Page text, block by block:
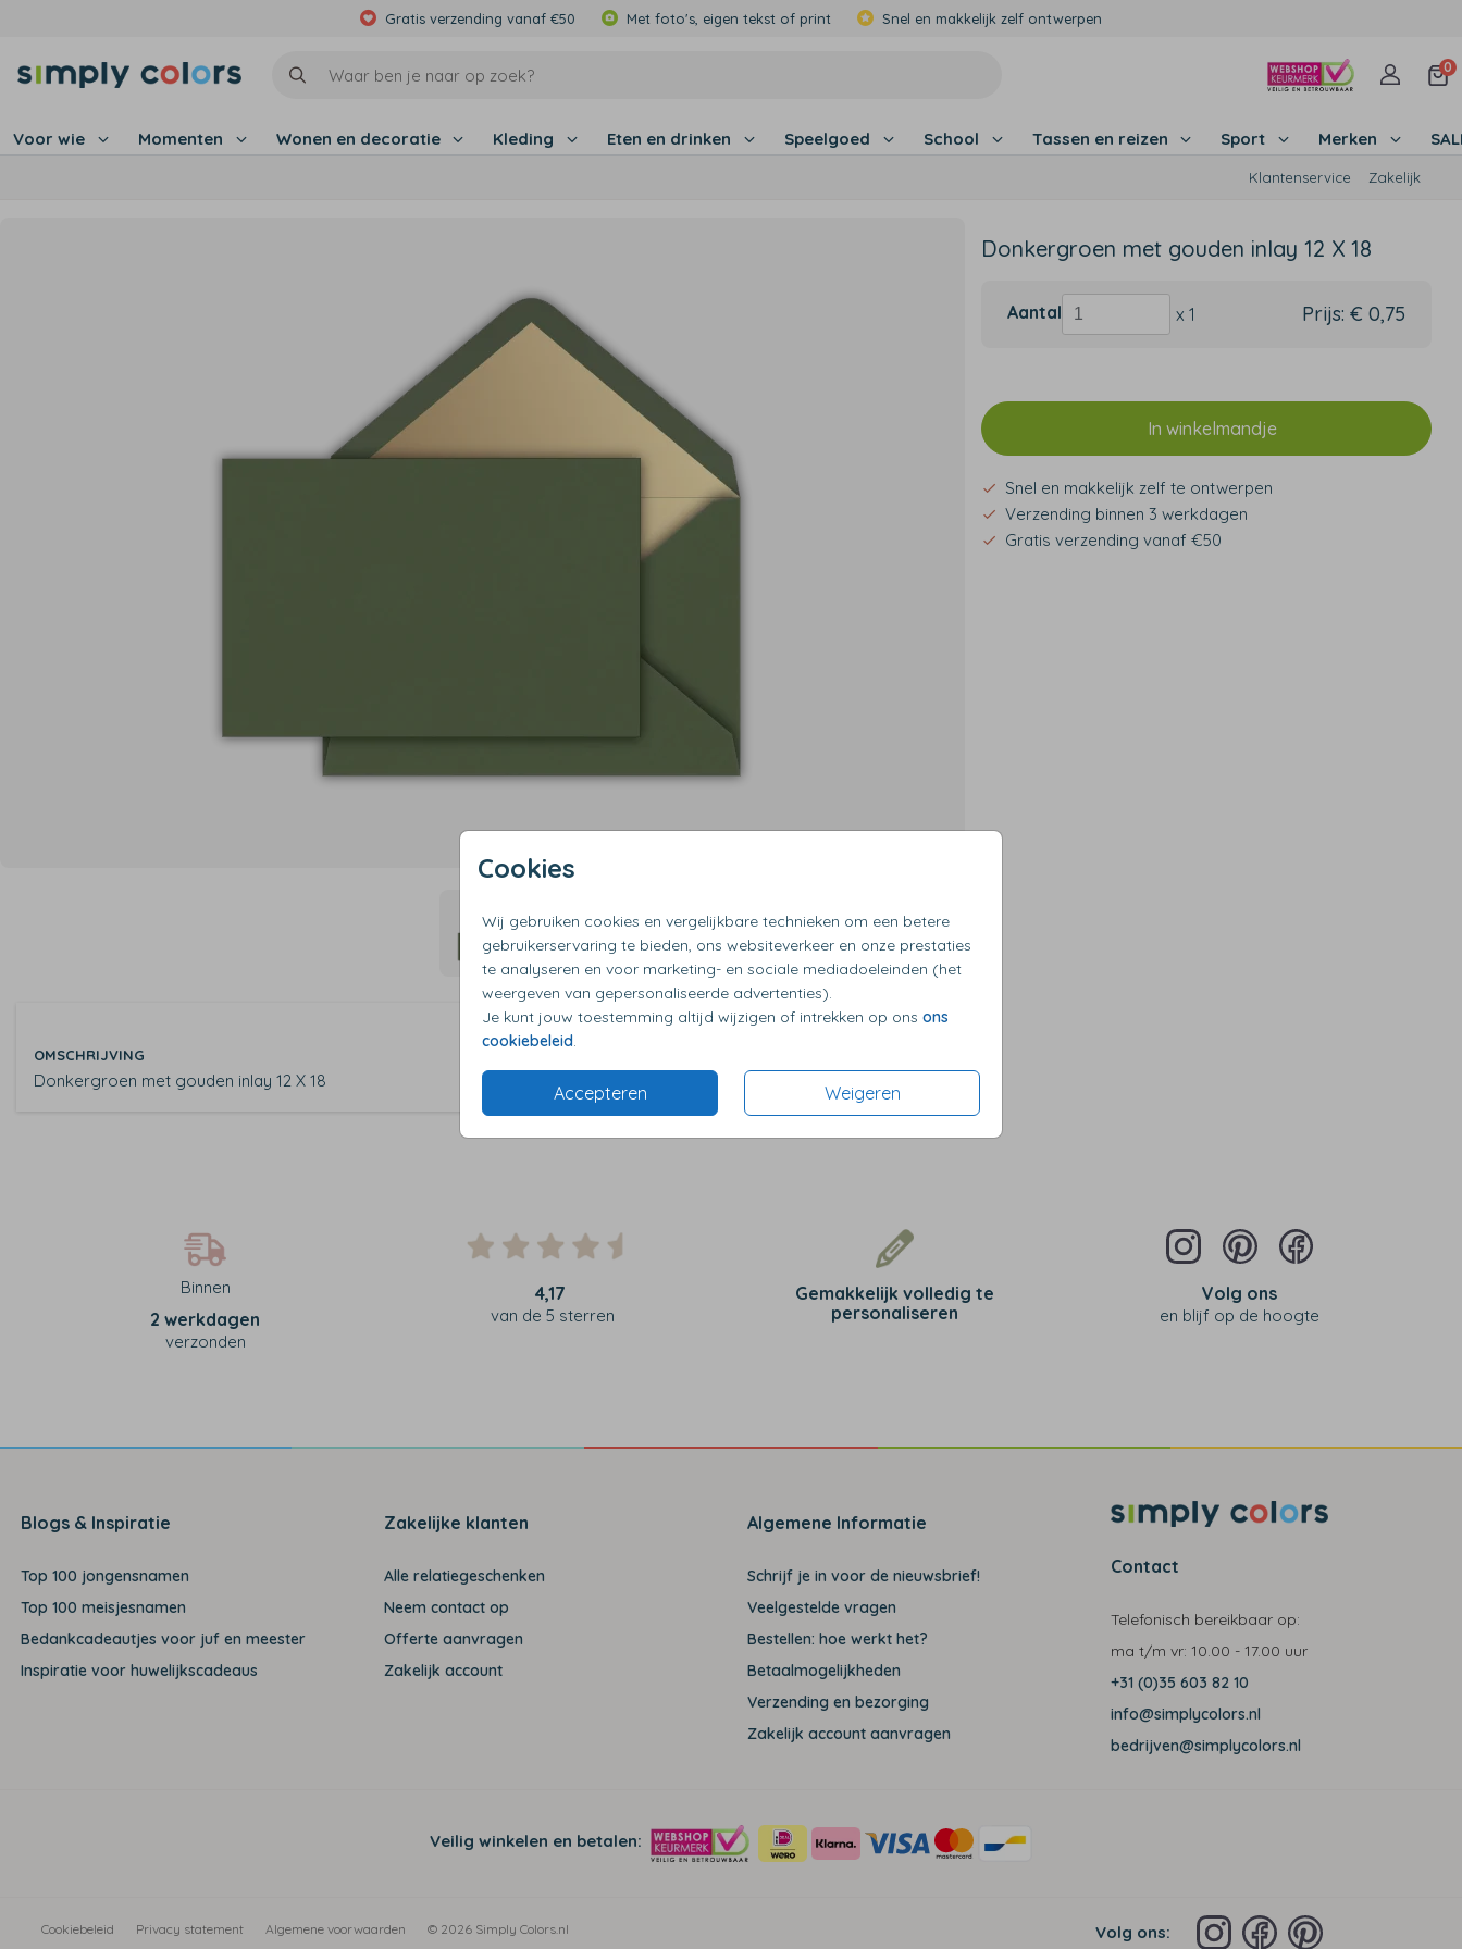
Gratis verzending vanaf €50 Met foto's, eigen tekst of print Snel en makkelijk zelf ontwerpen
0
Voor wie Momenten Wonen en decoratie Kleding Eten en drinken Speelgoed School Tassen en reizen Sport Merken
Klantenservice Zakelijk
Cookies
Wij gebruiken cookies en vergelijkbare technieken om een betere
gebruikerservaring te bieden, ons websiteverkeer en onze prestaties
te analyseren en voor marketing- en sociale mediadoeleinden (het
weergeven van gepersonaliseerde advertenties).
Je kunt jouw toestemming altijd wijzigen of intrekken op ons ons
cookiebeleid
Accepteren Weigeren
Donkergroen met gouden inlay 12 X 18
Aantal x 1 Prijs: € 0,75
In winkelmandje
Snel en makkelijk zelf te ontwerpen
Verzending binnen 3 werkdagen
Gratis verzending vanaf €50
OMSCHRIJVING
Donkergroen met gouden inlay 12 X 18
Binnen
2 werkdagen
verzonden
4,17
van de 5 sterren
Gemakkelijk volledig te
personaliseren
Volg ons
en blijf op de hoogte
Blogs & Inspiratie
Top 100 jongensnamen
Top 100 meisjesnamen
Bedankcadeautjes voor juf en meester
Inspiratie voor huwelijkscadeaus
Zakelijke klanten
Alle relatiegeschenken
Neem contact op
Offerte aanvragen
Zakelijk account
Algemene Informatie
Schrijf je in voor de nieuwsbrief!
Veelgestelde vragen
Bestellen: hoe werkt het?
Betaalmogelijkheden
Verzending en bezorging
Zakelijk account aanvragen
Contact
Telefonisch bereikbaar op:
ma t/m vr: 10.00 - 17.00 uur
+31 (0)35 603 82 10
info@simplycolors.nl
bedrijven@simplycolors.nl
Veilig winkelen en betalen:
Cookiebeleid Privacy statement Algemene voorwaarden © 2026 Simply Colors.nl Volg ons: